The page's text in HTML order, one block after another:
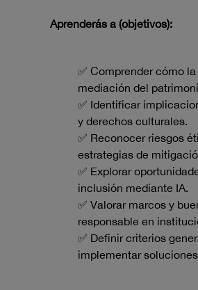
Aprenderás a (objetivos):
✅ Comprender cómo
mediación del
✅ Identificar
y derechos culturales.
✅ Reconocer riesgos
estrategias de
✅ Explorar
inclusión mediante IA.
✅ Valorar marcos y
responsable en
✅ Definir criterios
implementar